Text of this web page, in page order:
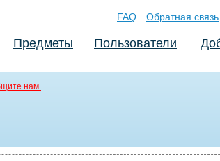
FAQ Обратная связь
Предметы Пользователи
нам.